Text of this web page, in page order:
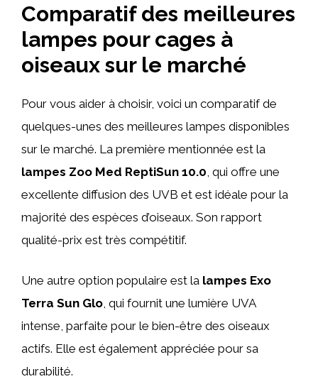
Comparatif des meilleures
lampes pour cages à
oiseaux sur le marché
Pour vous aider à choisir, voici un comparatif de
quelques-unes des meilleures lampes disponibles
sur le marché. La première mentionnée est la
lampes Zoo Med ReptiSun 10.0 , qui offre une
excellente diffusion des UVB et est idéale pour la
majorité des espèces d’oiseaux. Son rapport
qualité-prix est très compétitif.
Une autre option populaire est la lampes Exo
Terra Sun Glo, qui fournit une lumière UVA
intense, parfaite pour le bien-être des oiseaux
actifs. Elle est également appréciée pour sa
durabilité.